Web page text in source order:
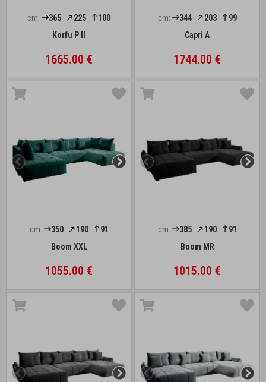
cm: 365 225
100
Korfu P II
1665.00 €
cm: 344 203
99
Capri A
1744.00 €
cm: 350 190
91
Boom XXL
1055.00 €
cm: 385 190
91
Boom MR
1015.00 €